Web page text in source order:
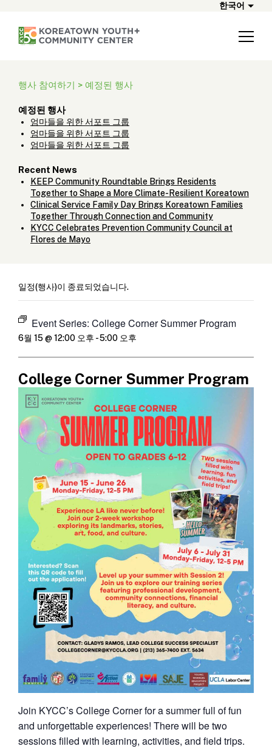
한국어
행사 참여하기 > 예정된 행사
예정된 행사
엄마들을 위한 서포트 그룹
엄마들을 위한 서포트 그룹
엄마들을 위한 서포트 그룹
Recent News
KEEP Community Roundtable Brings Residents
Together to Shape a More Climate-Resilient Koreatown
Clinical Service Family Day Brings Koreatown Families
Together Through Connection and Community
KYCC Celebrates Prevention Community Council at
Flores de Mayo
일정(행사)이 종료되었습니다.
Event Series: College Corner Summer Program
6월 15 @ 12:00 오후 -5:00 오후
College Corner Summer Program
Join KYCC’s College Corner for a summer full of fun
and unforgettable experiences! There will be two
sessions filled with learning, activities, and field trips.